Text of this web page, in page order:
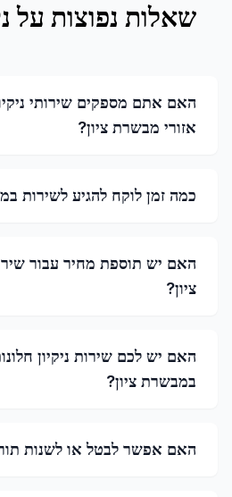
שאלות נפוצות על
האם אתם מספקים שירותי
אזורי מבשרת ציון?
כמה זמן לוקח להגיע לשירות
האם יש תוספת מחיר עבור
ציון?
האם יש לכם שירות ניקיון
במבשרת ציון?
האם אפשר לבטל או לשנות